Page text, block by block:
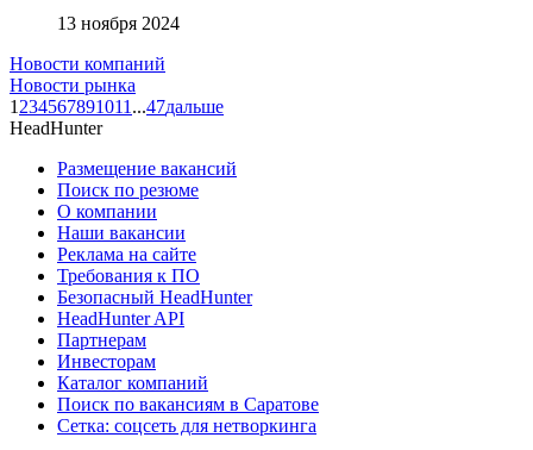
13 ноября 2024
Новости компаний
Новости рынка
1 234567891011 ...47дальше
HeadHunter
Размещение вакансий
Поиск по резюме
О компании
Наши вакансии
Реклама на сайте
Требования к ПО
Безопасный HeadHunter
HeadHunter API
Партнерам
Инвесторам
Каталог компаний
Поиск по вакансиям в Саратове
Сетка: соцсеть для нетворкинга